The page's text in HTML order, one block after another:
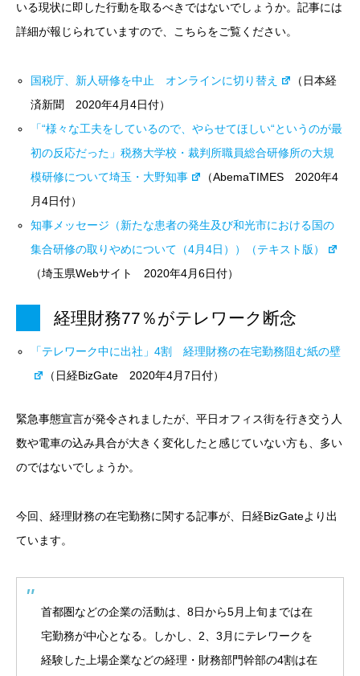
いる現状に即した行動を取るべきではないでしょうか。記事には
詳細が報じられていますので、こちらをご覧ください。
国税庁、新人研修を中止 オンラインに切り替え
（日本経
済新聞 2020年4月4日付）
「“様々な工夫をしているので、やらせてほしい“というのが最
初の反応だった」税務大学校・裁判所職員総合研修所の大規
模研修について埼玉・大野知事
（AbemaTIMES 2020年4
月4日付）
知事メッセージ（新たな患者の発生及び和光市における国の
集合研修の取りやめについて（4月4日））（テキスト版）
（埼玉県Webサイト 2020年4月6日付）
経理財務77％がテレワーク断念
「テレワーク中に出社」4割 経理財務の在宅勤務阻む紙の壁
（日経BizGate 2020年4月7日付）
緊急事態宣言が発令されましたが、平日オフィス街を行き交う人
数や電車の込み具合が大きく変化したと感じていない方も、多い
のではないでしょうか。
今回、経理財務の在宅勤務に関する記事が、 日経BizGateよ り出
ています。
首都圏などの企業の活動は、8日から5月上旬までは在
宅勤務が中心となる。しかし、2、3月にテレワークを
経験した上場企業などの経理・財務部門幹部の4割は在